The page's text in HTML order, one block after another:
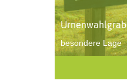
Urnenwahlgrab
besondere Lage